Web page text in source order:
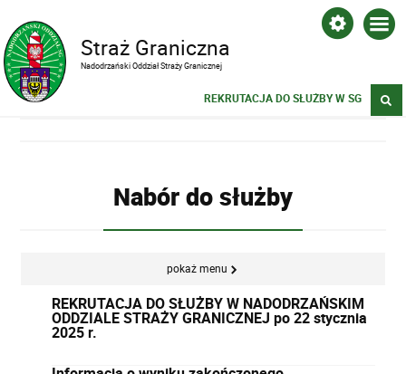
Straż Graniczna
Nadodrzański Oddział Straży Granicznej
REKRUTACJA DO SŁUŻBY W SG
Nabór do służby
pokaż menu
REKRUTACJA DO SŁUŻBY W NADODRZAŃSKIM
ODDZIALE STRAŻY GRANICZNEJ po 22 stycznia
2025 r.